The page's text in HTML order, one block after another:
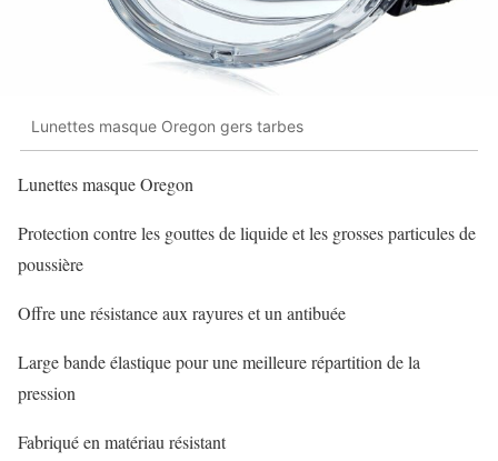
Lunettes masque Oregon gers tarbes
Lunettes masque Oregon
Protection contre les gouttes de liquide et les grosses particules de
poussière
Offre une résistance aux rayures et un antibuée
Large bande élastique pour une meilleure répartition de la
pression
Fabriqué en matériau résistant